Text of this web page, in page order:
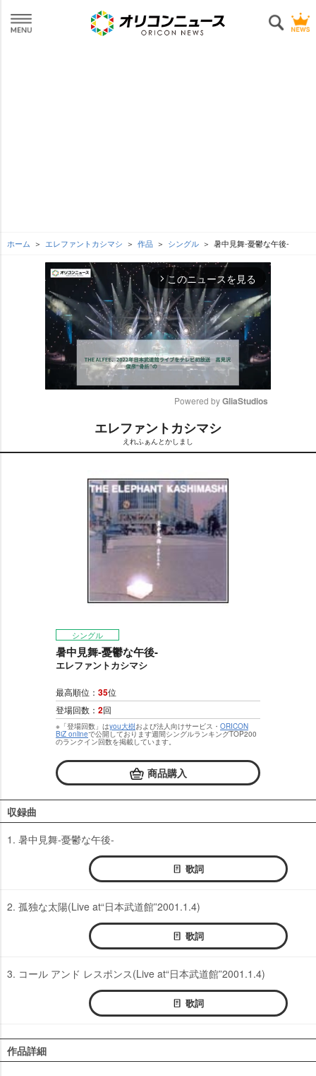
ホーム エレファントカシマシ 作品 シングル 暑中見舞-憂鬱な午後-
arrow_forward_ios このニュースを見る
t
Powered by GliaStudios
エレファントカシマシ
えれふぁんとかしまし
シングル
暑中見舞-憂鬱な午後-
エレファントカシマシ
最高順位： 35位
登場回数： 2回
※「登場回数」はyou大樹および法人向けサービス・ ORICON
BiZ onlineで公開しております週間シングルランキングTOP200
のランクイン回数を掲載しています。
商品購入
収録曲
1. 暑中見舞-憂鬱な午後-
歌詞
2. 孤独な太陽(Live at“日本武道館”2001.1.4)
歌詞
3. コール アンド レスポンス(Live at“日本武道館”2001.1.4)
歌詞
作品詳細